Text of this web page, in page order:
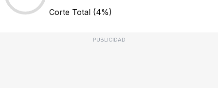
Corte Total (4%)
PUBLICIDAD